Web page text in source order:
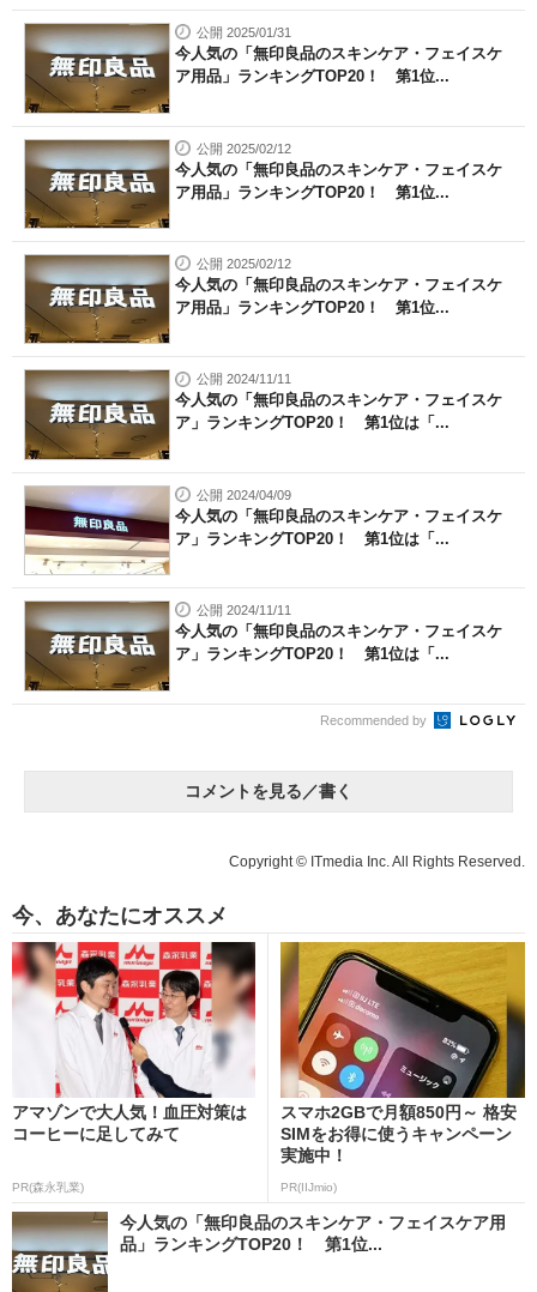
公開 2025/01/31
今人気の「無印良品のスキンケア・フェイスケ
ア用品」ランキングTOP20！ 第1位...
公開 2025/02/12
今人気の「無印良品のスキンケア・フェイスケ
ア用品」ランキングTOP20！ 第1位...
公開 2025/02/12
今人気の「無印良品のスキンケア・フェイスケ
ア用品」ランキングTOP20！ 第1位...
公開 2024/11/11
今人気の「無印良品のスキンケア・フェイスケ
ア」ランキングTOP20！ 第1位は「...
公開 2024/04/09
今人気の「無印良品のスキンケア・フェイスケ
ア」ランキングTOP20！ 第1位は「...
公開 2024/11/11
今人気の「無印良品のスキンケア・フェイスケ
ア」ランキングTOP20！ 第1位は「...
Recommended by
コメントを見る／書く
Copyright © ITmedia Inc. All Rights Reserved.
今、あなたにオススメ
アマゾンで大人気！血圧対策は
コーヒーに足してみて
PR(森永乳業)
スマホ2GBで月額850円～ 格安
SIMをお得に使うキャンペーン
実施中！
PR(IIJmio)
今人気の「無印良品のスキンケア・フェイスケア用
品」ランキングTOP20！ 第1位...